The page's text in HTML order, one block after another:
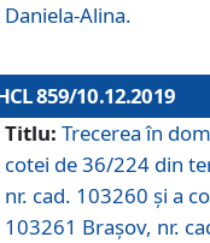
Daniela-Alina.
859/10.12.2019
Titlu: Trecerea în
cotei de 36/224 din
nr. cad. 103260 și a
103261 Brașov, nr.